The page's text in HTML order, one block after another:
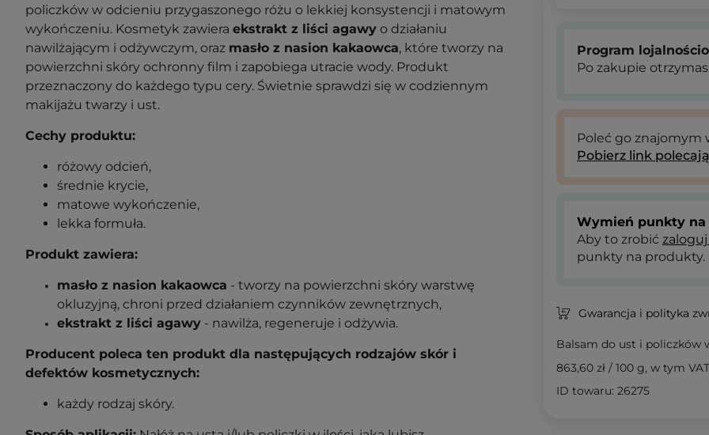
policzków w odcieniu przygaszonego różu o lekkiej konsystencji i matowym
wykończeniu. Kosmetyk zawiera ekstrakt z liści agawy o działaniu
nawilżającym i odżywczym, oraz masło z nasion kakaowca, które tworzy na
powierzchni skóry ochronny film i zapobiega utracie wody. Produkt
przeznaczony do każdego typu cery. Świetnie sprawdzi się w codziennym
makijażu twarzy i ust.
Cechy produktu:
różowy odcień,
średnie krycie,
matowe wykończenie,
lekka formuła.
Produkt zawiera:
masło z nasion kakaowca - tworzy na powierzchni skóry warstwę
okluzyjną, chroni przed działaniem czynników zewnętrznych,
ekstrakt z liści agawy - nawilża, regeneruje i odżywia.
Producent poleca ten produkt dla następujących rodzajów skór i
defektów kosmetycznych:
każdy rodzaj skóry.
Program
Po zakupie
Poleć go znajomym
Pobierz link
Wymień punkty na
Aby to zrobić zaloguj
punkty na produkty.
Gwarancja i polityka
Balsam do ust i policzków
863,60 zł / 100 g, w tym VAT
ID towaru: 26275